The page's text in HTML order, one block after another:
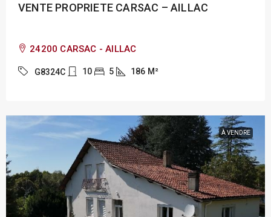
VENTE PROPRIETE CARSAC – AILLAC
24200 CARSAC - AILLAC
G8324C 10 5 186 M²
À VENDRE